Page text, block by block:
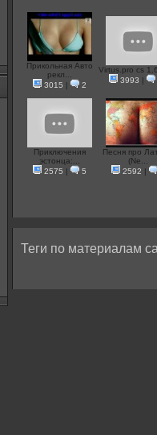
Прикольная Авто
рекл...
3015 | 2
Virtus.pro cs
3993 |
Приключения
эстонца:...
2575 | 5
Песня про
(Ne...
2592 |
Теги по материалам